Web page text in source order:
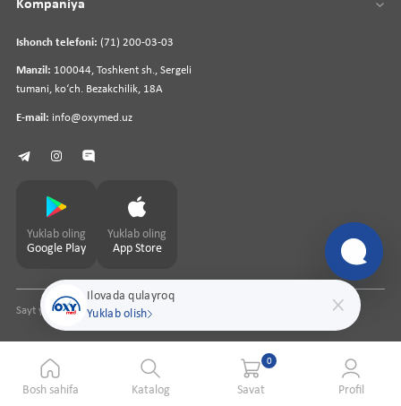
Ilovada qulayroq
Yuklab olish
Ishonch telefoni: (71) 200-03-03
Manzil: 100044, Toshkent sh., Sergeli
tumani, koʻch. Bezakchilik, 18A
E-mail: info@oxymed.uz
Kompaniya
Yuklab oling
Google Play
Yuklab oling
App Store
Sayt yaratuvchipharmit.uz
Bosh sahifa Katalog
0
Savat Profil